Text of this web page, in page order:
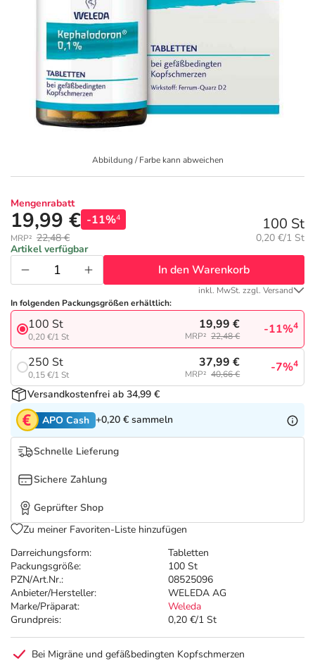
Diabetes
Körperpflege & Kosmetik
Liebe & Erotik
Mutter & Kind
Natur & Homöopathie
Sanitätshaus
Sport & Fitness
Tierapotheke
Vitamine & Mineralstoffe
Marken
Geschenkideen
Aktuelle Coupons 7
Summer SALE
Reiseapotheke
Sonnenpflege
Sommerpflege für Haar und Kopfhaut
Täglich gut versorgt
Fragen und Antworten
Kontakt
Ratgeber
Beliebte Beiträge
E-Rezept App
5% Extra Cash
Avene & Ducray Deals
Eucerin Deals
Evolsin Deals
Nattermann Deals
R(h)ein Nutrition Deals
Refluthin, Lasea & Carmenthin Deals
Salus Deals
Abbildung / Farbe kann abweichen
Darreichungsform:
Tabletten
Packungsgröße:
100 St
PZN/Art.Nr.:
08525096
Anbieter/Hersteller:
WELEDA AG
Marke/Präparat:
Weleda
Grundpreis:
0,20 €/1 St
Mengenrabatt
19,99 € -11%4
MRP² 22,48 €
100 St
Grundpreis:
0,20 €/1 St
Artikel verfügbar
In den Warenkorb
inkl. MwSt. zzgl. Versand
In folgenden Packungsgrößen erhältlich:
100 St
0,20 €/1 St
19,99 €
MRP² 22,48 € -11%4
250 St
0,15 €/1 St
37,99 €
MRP² 40,66 € -7%4
Versandkostenfrei ab 34,99 €
APO Cash +0,20 € sammeln
Schnelle Lieferung
Sichere Zahlung
Geprüfter Shop
Zu meiner Favoriten-Liste hinzufügen
Bei Migräne und gefäßbedingten Kopfschmerzen